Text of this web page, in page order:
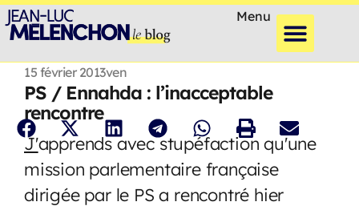
Menu
15 février 2013ven
PS / Ennahda : l’inacceptable
rencontre
J'apprends avec stupéfaction qu'une
mission parlementaire française
dirigée par le PS a rencontré hier